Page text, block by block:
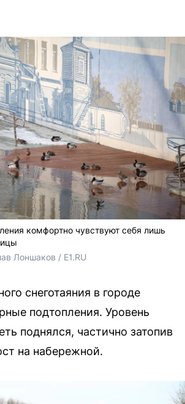
комфортно чувствуют себя лишь
Лоншаков / E1.RU
снеготаяния в городе
подтопления. Уровень
поднялся, частично затопив
на набережной.